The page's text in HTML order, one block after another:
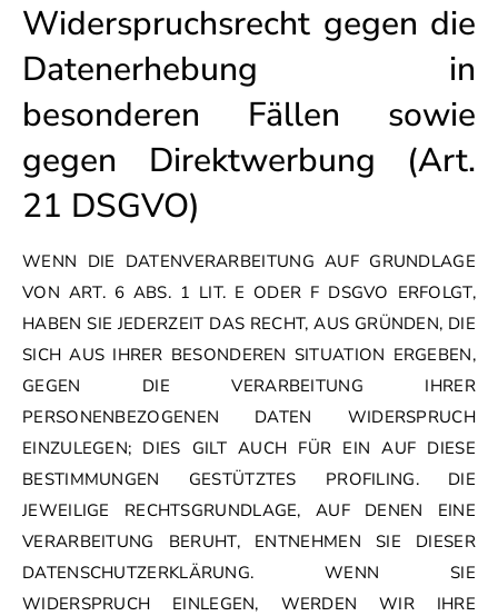
Widerspruchsrecht gegen die
Datenerhebung in
besonderen Fällen sowie
gegen Direktwerbung (Art.
21 DSGVO)
WENN DIE DATENVERARBEITUNG AUF GRUNDLAGE
VON ART. 6 ABS. 1 LIT. E ODER F DSGVO ERFOLGT,
HABEN SIE JEDERZEIT DAS RECHT, AUS GRÜNDEN, DIE
SICH AUS IHRER BESONDEREN SITUATION ERGEBEN,
GEGEN DIE VERARBEITUNG IHRER
PERSONENBEZOGENEN DATEN WIDERSPRUCH
EINZULEGEN; DIES GILT AUCH FÜR EIN AUF DIESE
BESTIMMUNGEN GESTÜTZTES PROFILING. DIE
JEWEILIGE RECHTSGRUNDLAGE, AUF DENEN EINE
VERARBEITUNG BERUHT, ENTNEHMEN SIE DIESER
DATENSCHUTZERKLÄRUNG. WENN SIE
WIDERSPRUCH EINLEGEN, WERDEN WIR IHRE